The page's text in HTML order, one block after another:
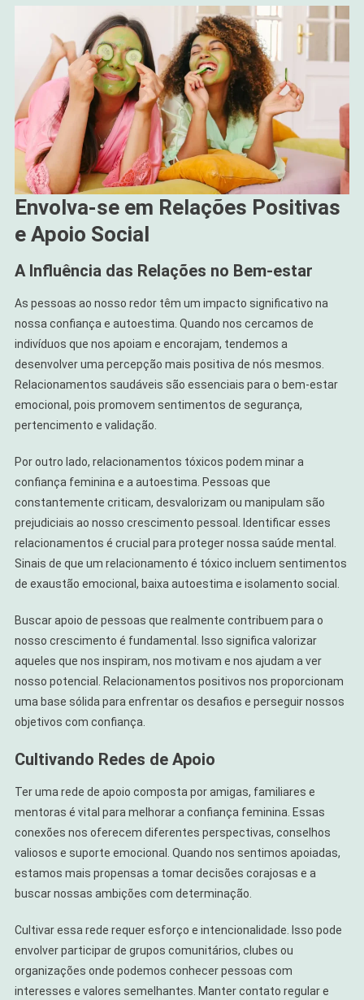
Envolva-se em Relações Positivas
e Apoio Social
A Influência das Relações no Bem-estar
As pessoas ao nosso redor têm um impacto significativo na
nossa confiança e autoestima. Quando nos cercamos de
indivíduos que nos apoiam e encorajam, tendemos a
desenvolver uma percepção mais positiva de nós mesmos.
Relacionamentos saudáveis são essenciais para o bem-estar
emocional, pois promovem sentimentos de segurança,
pertencimento e validação.
Por outro lado, relacionamentos tóxicos podem minar a
confiança feminina e a autoestima. Pessoas que
constantemente criticam, desvalorizam ou manipulam são
prejudiciais ao nosso crescimento pessoal. Identificar esses
relacionamentos é crucial para proteger nossa saúde mental.
Sinais de que um relacionamento é tóxico incluem sentimentos
de exaustão emocional, baixa autoestima e isolamento social.
Buscar apoio de pessoas que realmente contribuem para o
nosso crescimento é fundamental. Isso significa valorizar
aqueles que nos inspiram, nos motivam e nos ajudam a ver
nosso potencial. Relacionamentos positivos nos proporcionam
uma base sólida para enfrentar os desafios e perseguir nossos
objetivos com confiança.
Cultivando Redes de Apoio
Ter uma rede de apoio composta por amigas, familiares e
mentoras é vital para melhorar a confiança feminina. Essas
conexões nos oferecem diferentes perspectivas, conselhos
valiosos e suporte emocional. Quando nos sentimos apoiadas,
estamos mais propensas a tomar decisões corajosas e a
buscar nossas ambições com determinação.
Cultivar essa rede requer esforço e intencionalidade. Isso pode
envolver participar de grupos comunitários, clubes ou
organizações onde podemos conhecer pessoas com
interesses e valores semelhantes. Manter contato regular e